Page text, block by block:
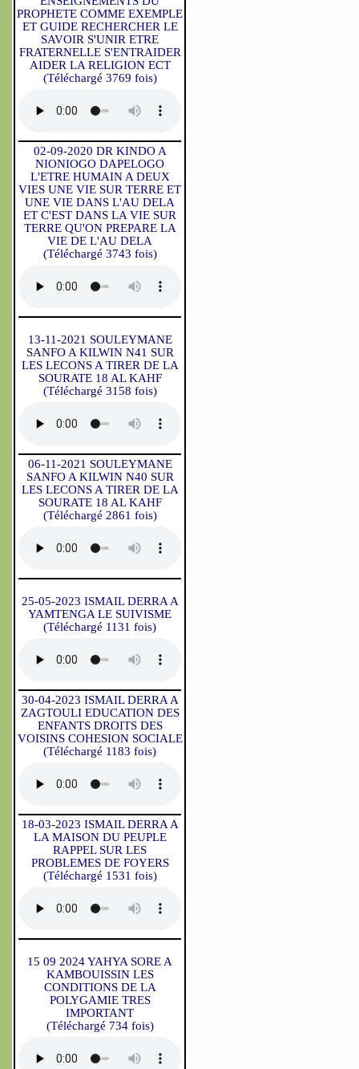
PROPHETE COMME EXEMPLE
ET GUIDE RECHERCHER LE
SAVOIR S'UNIR ETRE
FRATERNELLE S'ENTRAIDER
AIDER LA RELIGION ECT
(Téléchargé 3769 fois)
02-09-2020 DR KINDO A
NIONIOGO DAPELOGO
L'ETRE HUMAIN A DEUX
VIES UNE VIE SUR TERRE ET
UNE VIE DANS L'AU DELA
ET C'EST DANS LA VIE SUR
TERRE QU'ON PREPARE LA
VIE DE L'AU DELA
(Téléchargé 3743 fois)
13-11-2021 SOULEYMANE
SANFO A KILWIN N41 SUR
LES LECONS A TIRER DE LA
SOURATE 18 AL KAHF
(Téléchargé 3158 fois)
06-11-2021 SOULEYMANE
SANFO A KILWIN N40 SUR
LES LECONS A TIRER DE LA
SOURATE 18 AL KAHF
(Téléchargé 2861 fois)
25-05-2023 ISMAIL DERRA A
YAMTENGA LE SUIVISME
(Téléchargé 1131 fois)
30-04-2023 ISMAIL DERRA A
ZAGTOULI EDUCATION DES
ENFANTS DROITS DES
VOISINS COHESION SOCIALE
(Téléchargé 1183 fois)
18-03-2023 ISMAIL DERRA A
LA MAISON DU PEUPLE
RAPPEL SUR LES
PROBLEMES DE FOYERS
(Téléchargé 1531 fois)
15 09 2024 YAHYA SORE A
KAMBOUISSIN LES
CONDITIONS DE LA
POLYGAMIE TRES
IMPORTANT
(Téléchargé 734 fois)